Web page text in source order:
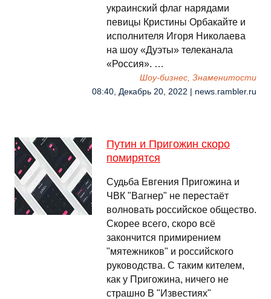
украинский флаг нарядами
певицы Кристины Орбакайте и
исполнителя Игоря Николаева
на шоу «Дуэты» телеканала
«Россия». …
Шоу-бизнес, Знаменитости
08:40, Декабрь 20, 2022 | news.rambler.ru
Путин и Пригожин скоро
помирятся
Судьба Евгения Пригожина и
ЧВК "Вагнер" не перестаёт
волновать российское общество.
Скорее всего, скоро всё
закончится примирением
"мятежников" и российского
руководства. С таким кителем,
как у Пригожина, ничего не
страшно В "Известиях"